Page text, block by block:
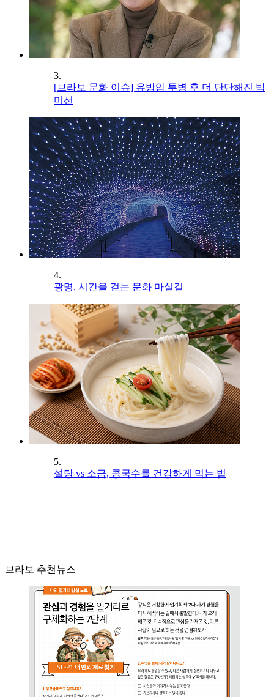
3.
[브라보 문화 이슈] 유방암 투병 후 더 단단해진 박
미선
4.
광명, 시간을 걷는 문화 마실길
5.
설탕 vs 소금, 콩국수를 건강하게 먹는 법
브라보 추천뉴스